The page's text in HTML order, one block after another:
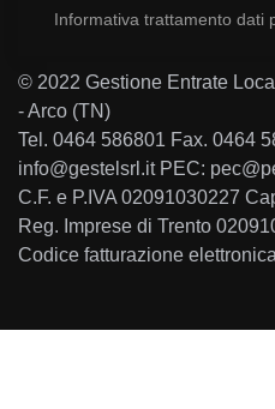
Informativa trattamento dati
© 2022 Gestione Entrate
- Arco (TN)
Tel. 0464 586801 Fax. 0464
info@gestelsrl.it PEC:
C.F. e P.IVA 02091030227
Reg. Imprese di Trento
Codice fatturazione